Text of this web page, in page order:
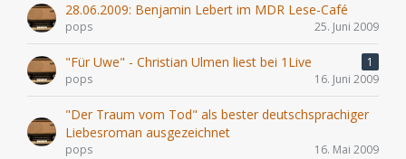
28.06.2009: Benjamin Lebert im MDR Lese-Café
pops 25. Juni 2009
"Für Uwe" - Christian Ulmen liest bei 1Live
1
pops
16. Juni 2009
"Der Traum vom Tod" als bester deutschsprachiger
Liebesroman ausgezeichnet
pops 16. Mai 2009